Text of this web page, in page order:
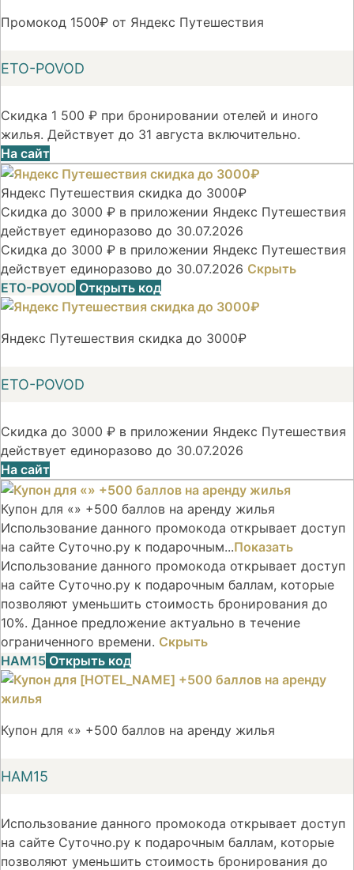
Промокод 1500₽ от Яндекс Путешествия
ETO-POVOD
Скидка 1 500 ₽ при бронировании отелей и иного
жилья. Действует до 31 августа включительно.
На сайт
Яндекс Путешествия скидка до 3000₽
Скидка до 3000 ₽ в приложении Яндекс Путешествия
действует единоразово до 30.07.2026
Скидка до 3000 ₽ в приложении Яндекс Путешествия
действует единоразово до 30.07.2026 Скрыть
ETO-POVOD Открыть код
Яндекс Путешествия скидка до 3000₽
ETO-POVOD
Скидка до 3000 ₽ в приложении Яндекс Путешествия
действует единоразово до 30.07.2026
На сайт
Купон для «» +500 баллов на аренду жилья
Использование данного промокода открывает доступ
на сайте Суточно.ру к подарочным...Показать
Использование данного промокода открывает доступ
на сайте Суточно.ру к подарочным баллам, которые
позволяют уменьшить стоимость бронирования до
10%. Данное предложение актуально в течение
ограниченного времени. Скрыть
НАМ15 Открыть код
Купон для «» +500 баллов на аренду жилья
НАМ15
Использование данного промокода открывает доступ
на сайте Суточно.ру к подарочным баллам, которые
позволяют уменьшить стоимость бронирования до